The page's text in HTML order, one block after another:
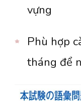
vựng
Phù hợp
tháng để